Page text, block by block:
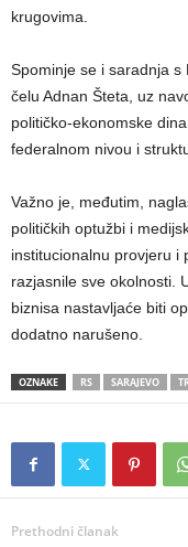
krugovima.
Spominje se i saradnja
čelu Adnan Šteta, uz
političko-ekonomske
federalnom nivou i
Važno je, međutim,
političkih optužbi i
institucionalnu provjeru i
razjasnile sve okolnosti.
biznisa nastavljaće biti
dodatno narušeno.
OZNAKE RS SARAJEVO
Prethodni članak